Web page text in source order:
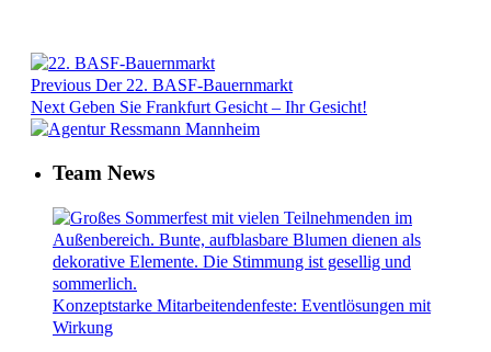
Previous Der 22. BASF-Bauernmarkt
Next Geben Sie Frankfurt Gesicht – Ihr Gesicht!
Team News
Konzeptstarke Mitarbeitendenfeste: Eventlösungen mit
Wirkung